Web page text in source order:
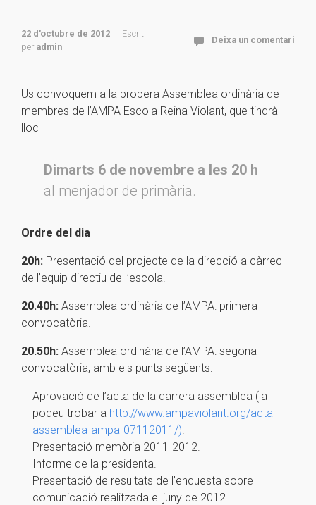
22 d'octubre de 2012
Escrit
per admin
Deixa un comentari
Us convoquem a la propera Assemblea ordinària de
membres de l’AMPA Escola Reina Violant, que tindrà
lloc
Dimarts 6 de novembre a les 20 h
al menjador de primària.
Ordre del dia
20h: Presentació del projecte de la direcció a càrrec
de l’equip directiu de l’escola.
20.40h: Assemblea ordinària de l’AMPA: primera
convocatòria.
20.50h: Assemblea ordinària de l’AMPA: segona
convocatòria, amb els punts següents:
Aprovació de l’acta de la darrera assemblea (la
podeu trobar a http://www.ampaviolant.org/acta-
assemblea-ampa-07112011/).
Presentació memòria 2011-2012.
Informe de la presidenta.
Presentació de resultats de l’enquesta sobre
comunicació realitzada el juny de 2012.